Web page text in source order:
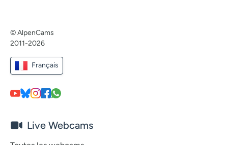
© AlpenCams
2011-2026
Français
Live Webcams